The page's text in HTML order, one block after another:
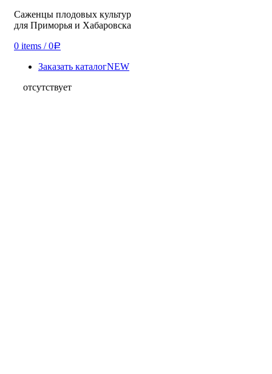
Саженцы плодовых культур
для Приморья и Хабаровска
0 items / 0Р
Заказать каталогNEW
отсутствует